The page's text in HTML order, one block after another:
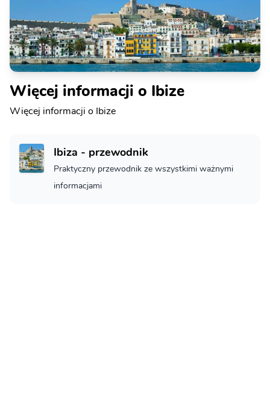
Więcej informacji o Ibize
Więcej informacji o Ibize
Ibiza - przewodnik
Praktyczny przewodnik ze wszystkimi ważnymi
informacjami